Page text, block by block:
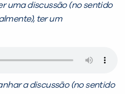
uma discussão (no sentido
ter um
a discussão (no sentido